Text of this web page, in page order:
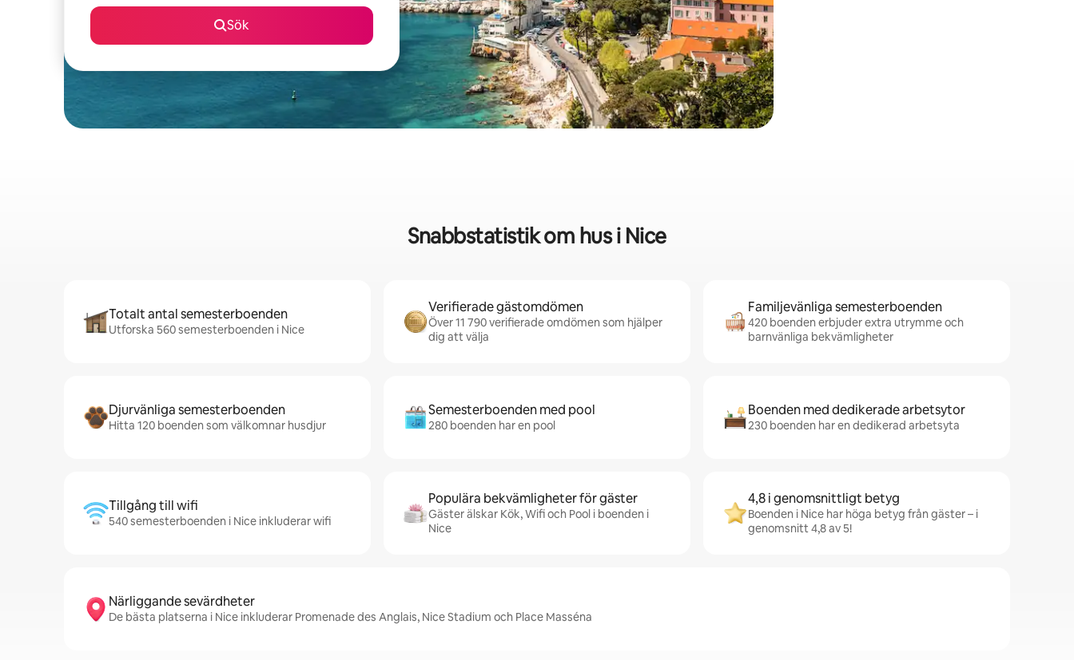
Sök
Snabbstatistik om hus i Nice
Totalt antal semesterboenden
Utforska 560 semesterboenden i Nice
Verifierade gästomdömen
Över 11 790 verifierade omdömen som hjälper
dig att välja
Familjevänliga semesterboenden
420 boenden erbjuder extra utrymme och
barnvänliga bekvämligheter
Djurvänliga semesterboenden
Hitta 120 boenden som välkomnar husdjur
Semesterboenden med pool
280 boenden har en pool
Boenden med dedikerade arbetsytor
230 boenden har en dedikerad arbetsyta
Tillgång till wifi
540 semesterboenden i Nice inkluderar wifi
Populära bekvämligheter för gäster
Gäster älskar Kök, Wifi och Pool i boenden i
Nice
4,8 i genomsnittligt betyg
Boenden i Nice har höga betyg från gäster – i
genomsnitt 4,8 av 5!
Närliggande sevärdheter
De bästa platserna i Nice inkluderar Promenade des Anglais, Nice Stadium och Place Masséna